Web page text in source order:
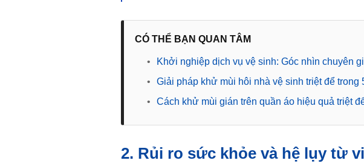
CÓ THỂ BẠN QUAN TÂM
•
Khởi nghiệp dịch vụ vệ sinh: Góc nhìn chuyên
•
Giải pháp khử mùi hôi nhà vệ sinh triệt để trong
•
Cách khử mùi gián trên quần áo hiệu quả triệt
2. Rủi ro sức khỏe và hệ lụy từ